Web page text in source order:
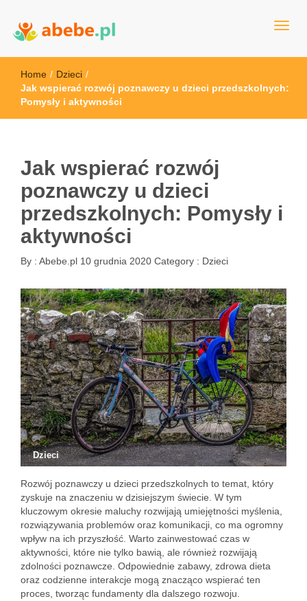
Abebe
Home / Dzieci /
Jak wspierać rozwój poznawczy u dzieci przedszkolnych:
Pomysły i aktywności
Jak wspierać rozwój
poznawczy u dzieci
przedszkolnych: Pomysły i
aktywności
By : Abebe.pl 10 grudnia 2020 Category : Dzieci
Dzieci
Rozwój poznawczy u dzieci przedszkolnych to temat, który
zyskuje na znaczeniu w dzisiejszym świecie. W tym
kluczowym okresie maluchy rozwijają umiejętności myślenia,
rozwiązywania problemów oraz komunikacji, co ma ogromny
wpływ na ich przyszłość. Warto zainwestować czas w
aktywności, które nie tylko bawią, ale również rozwijają
zdolności poznawcze. Odpowiednie zabawy, zdrowa dieta
oraz codzienne interakcje mogą znacząco wspierać ten
proces, tworząc fundamenty dla dalszego rozwoju.